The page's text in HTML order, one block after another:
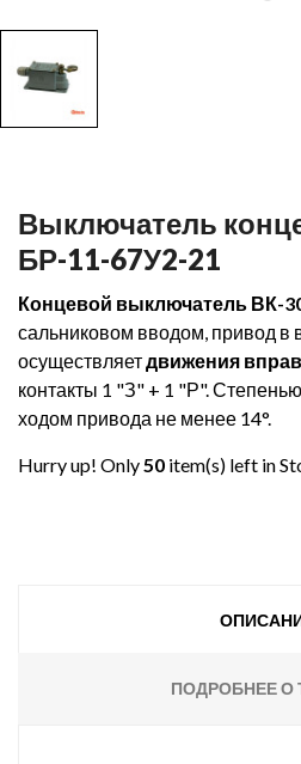
Выключатель
БР-11-67У2-21
Концевой выключатель ВК-
сальниковом вводом, привод в
осуществляет движения
контакты 1 "З" + 1 "Р".
ходом привода не менее 14°.
Hurry up! Only 50 item(s) left in
ПОДРОБНЕЕ О